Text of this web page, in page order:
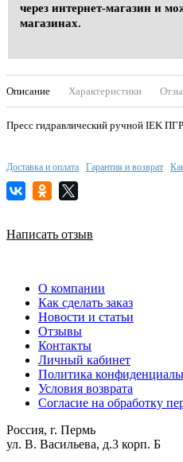
через интернет-магазин и
магазинах.
Описание Характеристики
Пресс гидравлический ручной IEK
Доставка и оплата Гарантия и возврат
Написать отзыв
О компании
Как сделать заказ
Новости и статьи
Отзывы
Контакты
Личный кабинет
Политика
Условия возврата
Согласие на обработку
Россия, г. Пермь
ул. В. Васильева, д.3 корп. Б